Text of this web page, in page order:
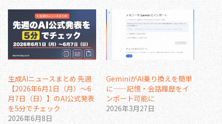
生成AIニュースまとめ 先週
【2026年6月1日（月）〜6
月7日（日）】のAI公式発表
を5分でチェック
2026年6月8日
GeminiがAI乗り換えを簡単
に——記憶・会話履歴をイ
ンポート可能に
2026年3月27日